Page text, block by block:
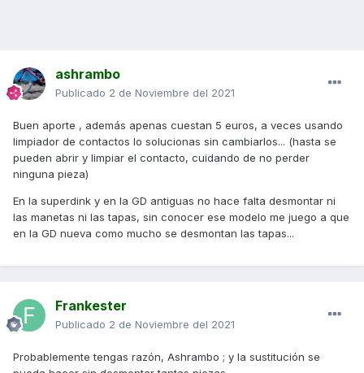
ashrambo
Publicado 2 de Noviembre del 2021
Buen aporte , además apenas cuestan 5 euros, a veces usando
limpiador de contactos lo solucionas sin cambiarlos... (hasta se
pueden abrir y limpiar el contacto, cuidando de no perder
ninguna pieza)
En la superdink y en la GD antiguas no hace falta desmontar ni
las manetas ni las tapas, sin conocer ese modelo me juego a que
en la GD nueva como mucho se desmontan las tapas...
Frankester
Publicado 2 de Noviembre del 2021
Probablemente tengas razón, Ashrambo ; y la sustitución se